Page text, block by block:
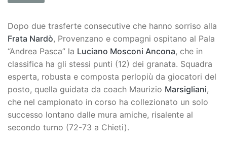
Dopo due trasferte consecutive che hanno sorriso alla
Frata Nardò, Provenzano e compagni ospitano al Pala
“Andrea Pasca” la Luciano Mosconi Ancona, che in
classifica ha gli stessi punti (12) dei granata. Squadra
esperta, robusta e composta perlopiù da giocatori del
posto, quella guidata da coach Maurizio Marsigliani,
che nel campionato in corso ha collezionato un solo
successo lontano dalle mura amiche, risalente al
secondo turno (72-73 a Chieti).